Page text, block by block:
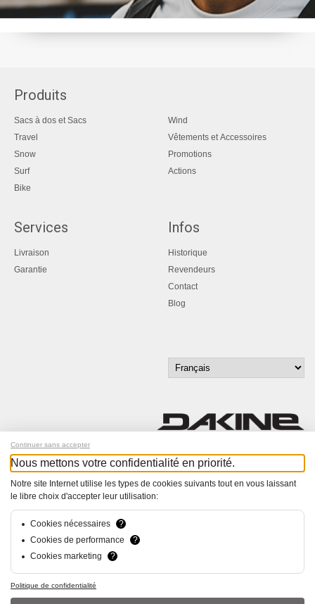
Produits
Sacs à dos et Sacs
Travel
Snow
Surf
Bike
Wind
Vêtements et Accessoires
Promotions
Actions
Services
Livraison
Garantie
Infos
Historique
Revendeurs
Contact
Blog
Inscrivez-vous à notre newsletter !
Tous droits réservés - Informations non contractuelles
hsolutions.ch
Continuer sans accepter
Nous mettons votre confidentialité en priorité.
Notre site Internet utilise les types de cookies suivants tout en vous laissant
le libre choix d'accepter leur utilisation:
Cookies nécessaires
?
Cookies de performance
?
Cookies marketing
?
Politique de confidentialité